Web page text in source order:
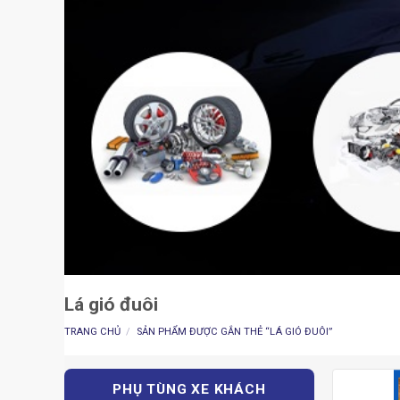
Lá gió đuôi
TRANG CHỦ / SẢN PHẨM ĐƯỢC GẮN THẺ “LÁ GIÓ ĐUÔI”
PHỤ TÙNG XE KHÁCH